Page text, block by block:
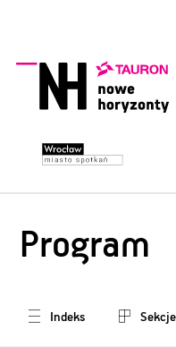
Program
Indeks Sekcje